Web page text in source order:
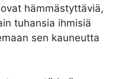
hämmästyttäviä,
tuhansia ihmisiä
sen kauneutta